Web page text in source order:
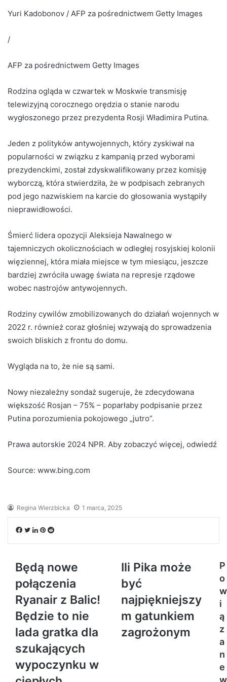
Yuri Kadobonov / AFP za pośrednictwem Getty Images
/
AFP za pośrednictwem Getty Images
Rodzina ogląda w czwartek w Moskwie transmisję
telewizyjną corocznego orędzia o stanie narodu
wygłoszonego przez prezydenta Rosji Władimira Putina.
Jeden z polityków antywojennych, który zyskiwał na
popularności w związku z kampanią przed wyborami
prezydenckimi, został zdyskwalifikowany przez komisję
wyborczą, która stwierdziła, że ​​w podpisach zebranych
pod jego nazwiskiem na karcie do głosowania wystąpiły
nieprawidłowości.
Śmierć lidera opozycji Aleksieja Nawalnego w
tajemniczych okolicznościach w odległej rosyjskiej kolonii
więziennej, która miała miejsce w tym miesiącu, jeszcze
bardziej zwróciła uwagę świata na represje rządowe
wobec nastrojów antywojennych.
Rodziny cywilów zmobilizowanych do działań wojennych w
2022 r. również coraz głośniej wzywają do sprowadzenia
swoich bliskich z frontu do domu.
Wygląda na to, że nie są sami.
Nowy niezależny sondaż sugeruje, że zdecydowana
większość Rosjan – 75% – poparłaby podpisanie przez
Putina porozumienia pokojowego „jutro”.
Prawa autorskie 2024 NPR. Aby zobaczyć więcej, odwiedź
Source: www.bing.com
Regina Wierzbicka 1 marca, 2025
Facebook
Twitter
LinkedIn
Pinterest
Reddit
Będą nowe
połączenia
Ryanair z Balic!
Będzie to nie
lada gratka dla
szukających
wypoczynku w
Ili Pika może
być
najpiękniejszy
m gatunkiem
zagrożonym
P
o
w
i
ą
z
a
n
e
w